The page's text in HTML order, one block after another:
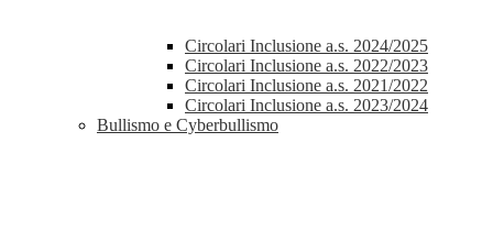
Circolari Inclusione a.s. 2024/2025
Circolari Inclusione a.s. 2022/2023
Circolari Inclusione a.s. 2021/2022
Circolari Inclusione a.s. 2023/2024
Bullismo e Cyberbullismo